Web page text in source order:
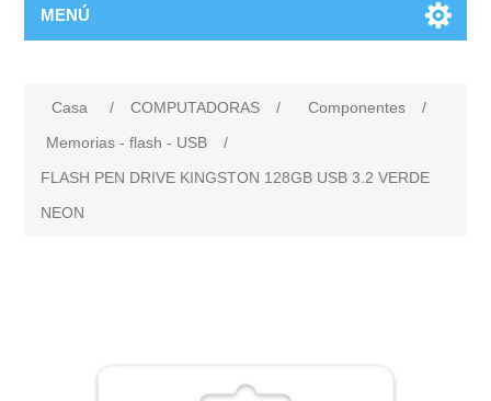
MENÚ
Casa / COMPUTADORAS / Componentes
/
Memorias - flash - USB
/
FLASH PEN DRIVE KINGSTON 128GB USB 3.2 VERDE
NEON